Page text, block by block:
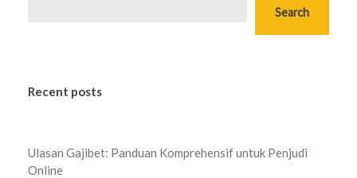
Search
Recent posts
Ulasan Gajibet: Panduan Komprehensif untuk Penjudi
Online